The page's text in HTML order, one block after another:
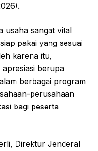
usaha sangat vital
pakai yang sesuai
karena itu,
berupa
berbagai program
perusahaan
bagi peserta
Direktur Jenderal